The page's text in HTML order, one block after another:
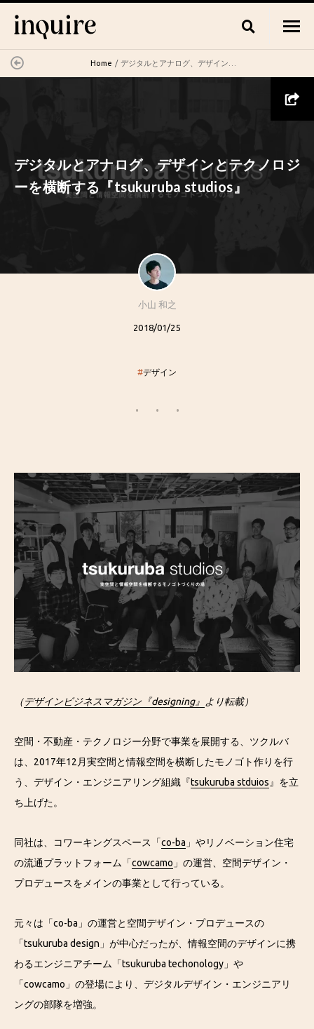
Home デジタルとアナログ、デザインとテクノロジーを横断する『tsukuruba studios』
デジタルとアナログ、デザインとテクノロジ
ーを横断する『tsukuruba studios』
小山 和之
2018/01/25
#デザイン
（デザインビジネスマガジン『designing』 より転載）
空間・不動産・テクノロジー分野で事業を展開する、ツクルバ
は、2017年12月実空間と情報空間を横断したモノゴト作りを行
う、デザイン・エンジニアリング組織『tsukuruba stduios 』を立
ち上げた。
同社は、コワーキングスペース「co-ba 」やリノベーション住宅
の流通プラットフォーム「cowcamo 」の運営、空間デザイン・
プロデュースをメインの事業として行っている。
元々は「co-ba」の運営と空間デザイン・プロデュースの
「tsukuruba design」が中心だったが、情報空間のデザインに携
わるエンジニアチーム「tsukuruba techonology」や
「cowcamo」の登場により、デジタルデザイン・エンジニアリ
ングの部隊を増強。